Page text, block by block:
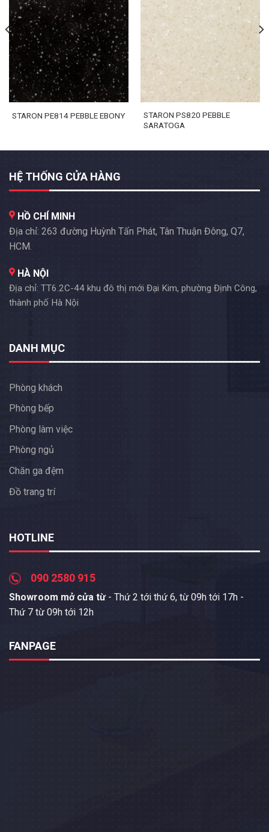
STARON PE814 PEBBLE EBONY
STARON PS820 PEBBLE
SARATOGA
HỆ THỐNG CỬA HÀNG
HỒ CHÍ MINH
Địa chỉ: 263 đường Huỳnh Tấn Phát, Tân Thuận Đông, Q7,
HCM.
HÀ NỘI
Địa chỉ: TT6.2C-44 khu đô thị mới Đại Kim, phường Định Công,
thành phố Hà Nội
DANH MỤC
Phòng khách
Phòng bếp
Phòng làm việc
Phòng ngủ
Chăn ga đệm
Đồ trang trí
HOTLINE
090 2580 915
Showroom mở cửa từ - Thứ 2 tới thứ 6, từ 09h tới 17h -
Thứ 7 từ 09h tới 12h
FANPAGE